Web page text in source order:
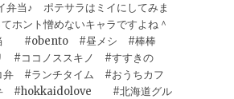
弁当♪ ポテサラはミイにしてみま
ホント憎めないキャラですよね＾
当 #obento #昼メシ #棒棒
#ココノススキノ #すすきの
ランチタイム #おうちカフ
#hokkaidolove #北海道グル